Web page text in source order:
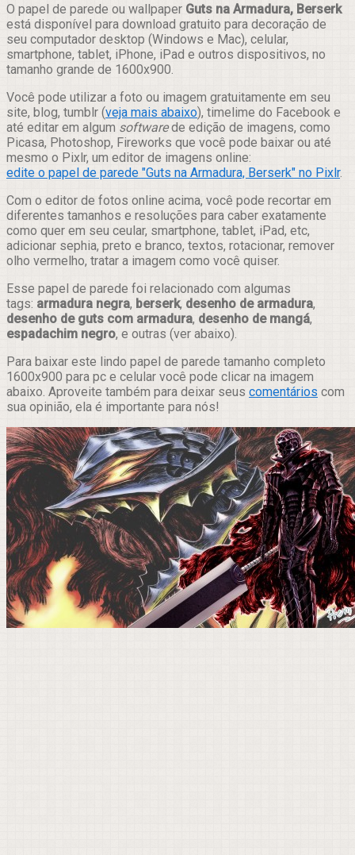
Compartilhar
O papel de parede ou wallpaper Guts na Armadura, Berserk
está disponível para download gratuito para decoração de
seu computador desktop (Windows e Mac), celular,
smartphone, tablet, iPhone, iPad e outros dispositivos, no
tamanho grande de 1600x900.
Você pode utilizar a foto ou imagem gratuitamente em seu
site, blog, tumblr (veja mais abaixo), timelime do Facebook e
até editar em algum softwarede edição de imagens, como
Picasa, Photoshop, Fireworks que você pode baixar ou até
mesmo o Pixlr, um editor de imagens online:
edite o papel de parede "Guts na Armadura, Berserk" no Pixlr.
Com o editor de fotos online acima, você pode recortar em
diferentes tamanhos e resoluções para caber exatamente
como quer em seu ceular, smartphone, tablet, iPad, etc,
adicionar sephia, preto e branco, textos, rotacionar, remover
olho vermelho, tratar a imagem como você quiser.
Esse papel de parede foi relacionado com algumas
tags: armadura negra, berserk, desenho de armadura,
desenho de guts com armadura, desenho de mangá,
espadachim negro, e outras (ver abaixo).
Para baixar este lindo papel de parede tamanho completo
1600x900 para pc e celular você pode clicar na imagem
abaixo. Aproveite também para deixar seus comentários com
sua opinião, ela é importante para nós!